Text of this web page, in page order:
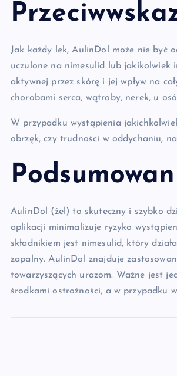
Jak każdy lek, AulinDol może nie być
uczulone na nimesulid lub jakikolwiek
aktywnej przez skórę i jej wpływ na
chorobami serca, wątroby, nerek, u
W przypadku wystąpienia
obrzęk, czy trudności w oddychaniu,
AulinDol (żel) to skuteczny i szybko
aplikacji minimalizuje ryzyko
składnikiem jest nimesulid, który
zapalny. AulinDol znajduje
towarzyszących urazom. Ważne jest
środkami ostrożności, a w przypadku